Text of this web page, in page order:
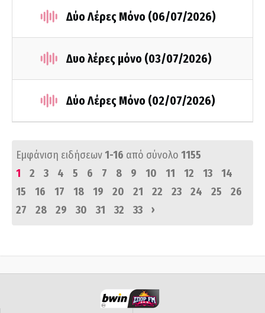
Δύο Λέρες Μόνο (06/07/2026)
Δυο λέρες μόνο (03/07/2026)
Δύο Λέρες Μόνο (02/07/2026)
Εμφάνιση ειδήσεων1-16 από σύνολο 1155
1
2 3 4 5 6 7 8 9 10 11 12 13
14
15
16 17 18 19 20 21 22 23 24 25
26
27
28 29 30 31 32 33 ›